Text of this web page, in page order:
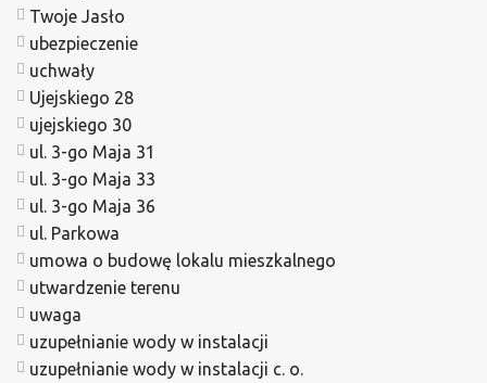
Twoje Jasło
ubezpieczenie
uchwały
Ujejskiego 28
ujejskiego 30
ul. 3-go Maja 31
ul. 3-go Maja 33
ul. 3-go Maja 36
ul. Parkowa
umowa o budowę lokalu mieszkalnego
utwardzenie terenu
uwaga
uzupełnianie wody w instalacji
uzupełnianie wody w instalacji c. o.